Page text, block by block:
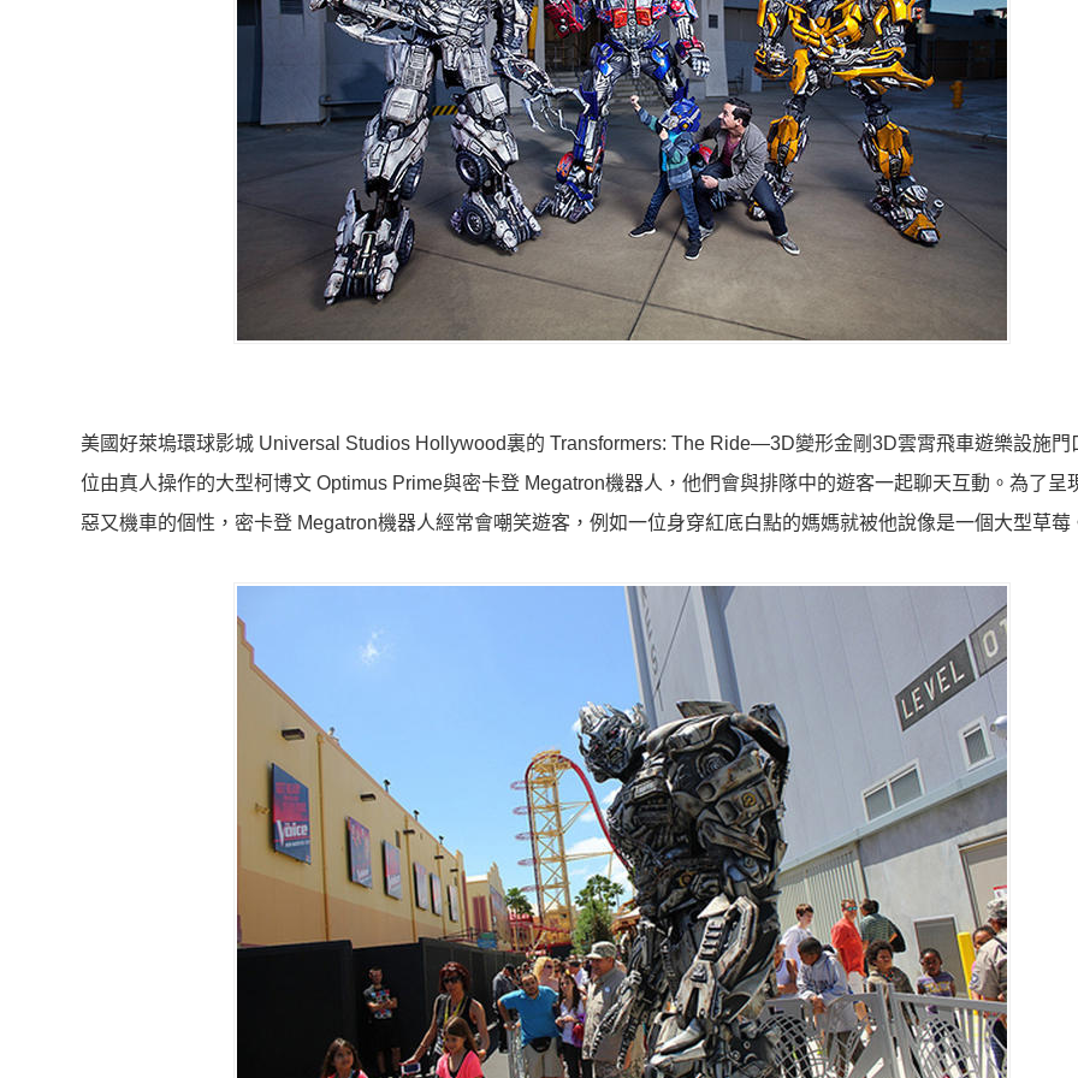
美國好萊塢環球影城 Universal Studios Hollywood裏的 Transformers: The Ride—3D變形金剛3D雲霄飛車遊樂設施門
位由真人操作的大型柯博文 Optimus Prime與密卡登 Megatron機器人，他們會與排隊中的遊客一起聊天互動。為了呈
惡又機車的個性，密卡登 Megatron機器人經常會嘲笑遊客，例如一位身穿紅底白點的媽媽就被他說像是一個大型草莓